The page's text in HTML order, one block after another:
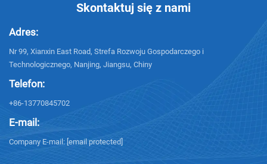
Skontaktuj się z nami
Adres:
Nr 99, Xianxin East Road, Strefa Rozwoju Gospodarczego i
Technologicznego, Nanjing, Jiangsu, Chiny
Telefon:
+86-13770845702
E-mail:
Company E-mail: [email protected]